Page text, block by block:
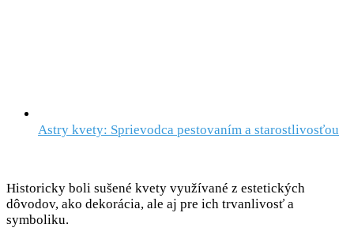
Astry kvety: Sprievodca pestovaním a starostlivosťou
Historicky boli sušené kvety využívané z estetických
dôvodov, ako dekorácia, ale aj pre ich trvanlivosť a
symboliku.